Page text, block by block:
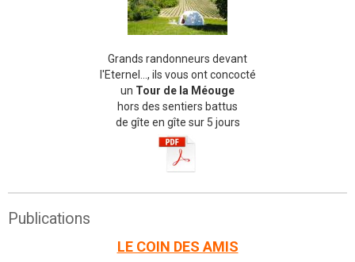
Grands randonneurs devant
l'Eternel..., ils vous ont concocté
un Tour de la Méouge
hors des sentiers battus
de gîte en gîte sur 5 jours
Publications
LE COIN DES AMIS